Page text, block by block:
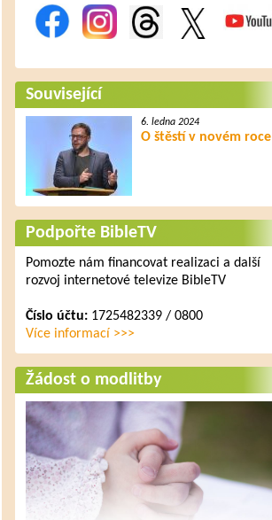
Související
6. ledna 2024
O štěstí v novém roce
Podpořte BibleTV
Pomozte nám financovat realizaci a další
rozvoj internetové televize BibleTV
Číslo účtu:1725482339 / 0800
Více informací >>>
Žádost o modlitby